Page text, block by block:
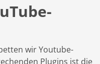
wir Youtube-
Plugins ist die